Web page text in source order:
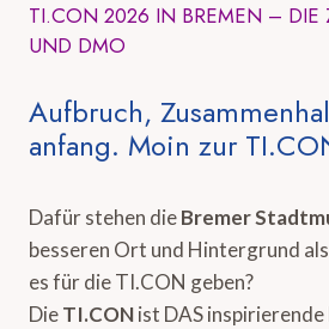
TI.CON 2026 IN BREMEN – DIE
UND DMO
Aufbruch,
anfang. Moin zur
Dafür stehen dieBremer
besseren Ort und Hintergrund
es für die TI.CON geben?
DieTI.CONist DAS